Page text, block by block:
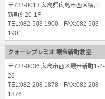
〒733-0013 広島県広島市西区横川
新町9-20-1F
TEL:082-503-1900 FAX:082-503-
1901
クォーレプレミオ 観音新町教室
〒733-0036 広島市西区観音新町1-2-
26
TEL:082-208-1878 FAX:082-208-
1876